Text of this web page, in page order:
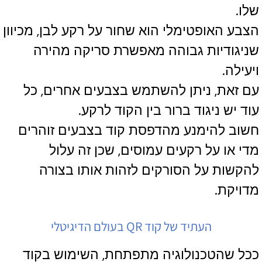
שלו.
הצבע האופטימלי הוא שחור על רקע לבן, מכיוון
שניגודיות גבוהה מאפשרת סריקה מהירה
ויעילה.
עם זאת, ניתן להשתמש בצבעים אחרים, כל
עוד יש ניגוד ברור בין הקוד לרקע.
חשוב להימנע מהדפסת קוד בצבעים זוהרים
מדי או על רקעים עמוסים, שכן זה עלול
להקשות על הסורקים לזהות אותו בצורה
מדויקת.
העתיד של קוד QR בעולם הדיגיטלי
ככל שהטכנולוגיה מתפתחת, השימוש בקוד